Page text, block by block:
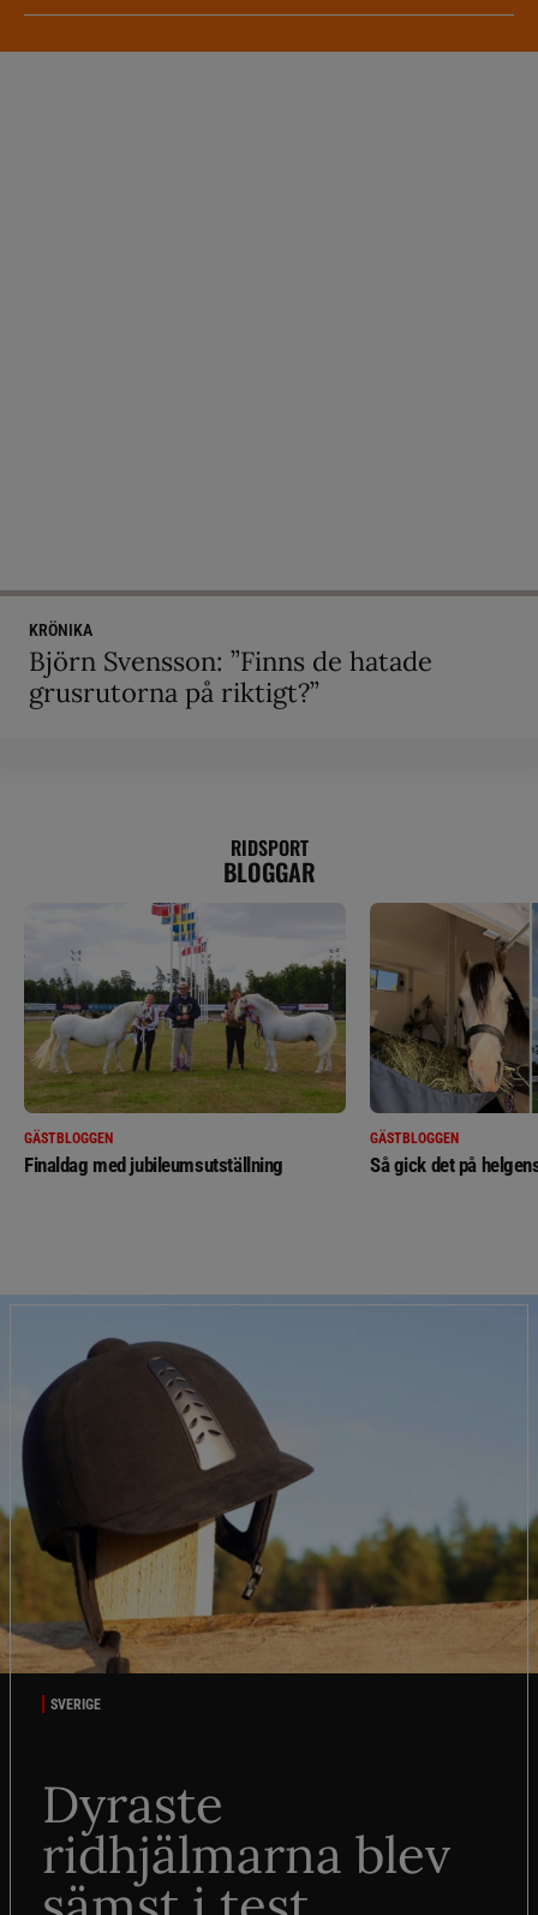
KRÖNIKA
Björn Svensson: ”Finns de hatade
grusrutorna på riktigt?”
RIDSPORT
BLOGGAR
GÄSTBLOGGEN
Finaldag med jubileumsutställning
GÄSTBLOGGEN
Så gick det på
SVERIGE
Dyraste
ridhjälmarna blev